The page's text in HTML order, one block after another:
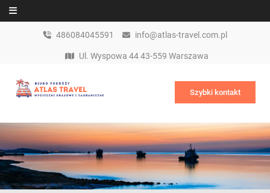
Skip to content
486084045591 info@atlas-travel.com.pl
Ul. Wyspowa 44 43-559 Warszawa
Szybki kontakt